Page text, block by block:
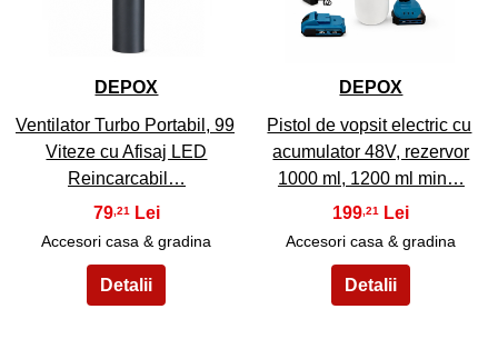
DEPOX
Ventilator Turbo Portabil, 99
Viteze cu Afisaj LED
Reincarcabil…
79,21
Accesori casa & gradina
DEPOX
Pistol de vopsit electric cu
acumulator 48V, rezervor
1000 ml, 1200 ml min…
199 ,21
Accesori casa & gradina